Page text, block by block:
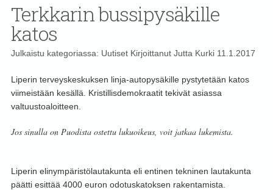
Terkkarin bussipysäkille
katos
Julkaistu kategoriassa: UutisetKirjoittanut Jutta Kurki11.1.2017
Liperin terveyskeskuksen linja-autopysäkille pystytetään katos
viimeistään kesällä. Kristillisdemokraatit tekivät asiassa
valtuustoaloitteen.
Jos sinulla on Puodista ostettu lukuoikeus, voit jatkaa lukemista.
Liperin elinympäristölautakunta eli entinen tekninen lautakunta
päätti esittää 4000 euron odotuskatoksen rakentamista.